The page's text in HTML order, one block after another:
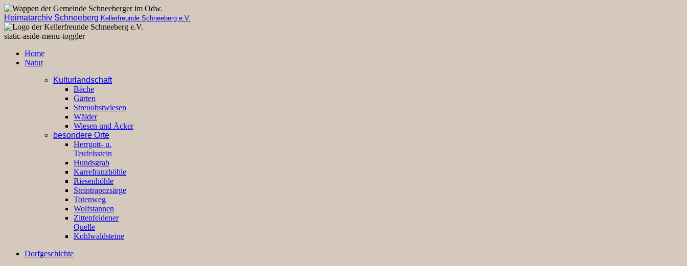
Heimatarchiv Schneeberg Kellerfreunde Schneeberg e.V.
static-aside-menu-toggler
Home
Natur
Kulturlandschaft
Bäche
Gärten
Streuobstwiesen
Wälder
Wiesen und Äcker
besondere Orte
Herrgott- u.
Teufelsstein
Hundsgrab
Karrefranzhöhle
Riesenhöhle
Steintrapezsärge
Totenweg
Wolfstannen
Zittenfeldener
Quelle
Kohlwaldsteine
Dorfgeschichte